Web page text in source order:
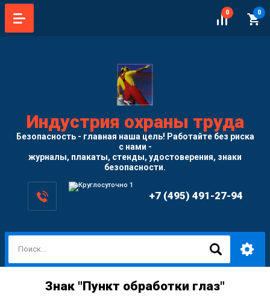
0 0
Индустрия охраны труда
Безопасность - главная наша цель! Работайте без риска
с нами -
журналы, плакаты, стенды, удостоверения, знаки
безопасности.
+7 (495) 491-27-94
Знак "Пункт обработки глаз"